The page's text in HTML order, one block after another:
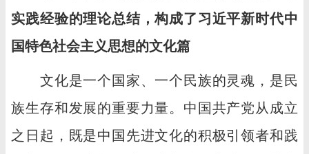
实践经验的理论总结，构成了习近平新时代中
国特色社会主义思想的文化篇
文化是一个国家、一个民族的灵魂，是民
族生存和发展的重要力量。中国共产党从成立
之日起，既是中国先进文化的积极引领者和践